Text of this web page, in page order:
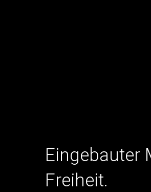
Eingebauter
Freiheit.